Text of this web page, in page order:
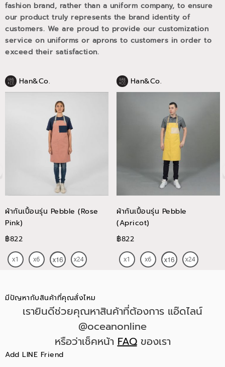
fashion brand, rather than a uniform company, to ensure
our product truly represents the brand identity of
customers. We are proud to provide our customization
service on uniforms or aprons to customers in order to
exceed their satisfaction.
Han&Co.
ผ้ากันเปื้อนรุ่น Pebble (Rose
Pink)
฿822
Han&Co.
ผ้ากันเปื้อนรุ่น Pebble
(Apricot)
฿822
มีปัญหากับสินค้าที่คุณสั่งไหม
เรายินดีช่วยคุณหาสินค้าที่ต้องการ แอ๊ดไลน์
@oceanonline
หรือว่าเช็คหน้าFAQของเรา
Add LINE Friend